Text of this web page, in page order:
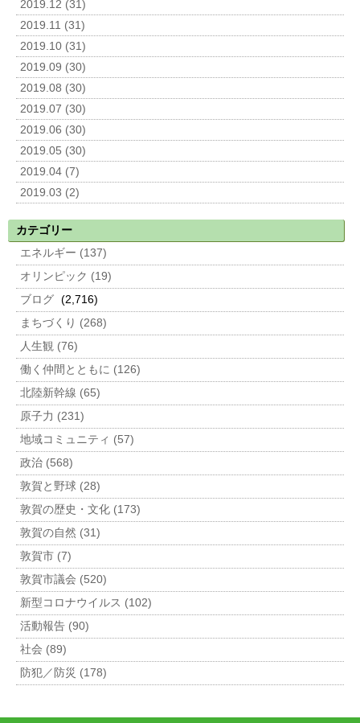
2019.12 (31)
2019.11 (31)
2019.10 (31)
2019.09 (30)
2019.08 (30)
2019.07 (30)
2019.06 (30)
2019.05 (30)
2019.04 (7)
2019.03 (2)
カテゴリー
エネルギー (137)
オリンピック (19)
ブログ (2,716)
まちづくり (268)
人生観 (76)
働く仲間とともに (126)
北陸新幹線 (65)
原子力 (231)
地域コミュニティ (57)
政治 (568)
敦賀と野球 (28)
敦賀の歴史・文化 (173)
敦賀の自然 (31)
敦賀市 (7)
敦賀市議会 (520)
新型コロナウイルス (102)
活動報告 (90)
社会 (89)
防犯／防災 (178)